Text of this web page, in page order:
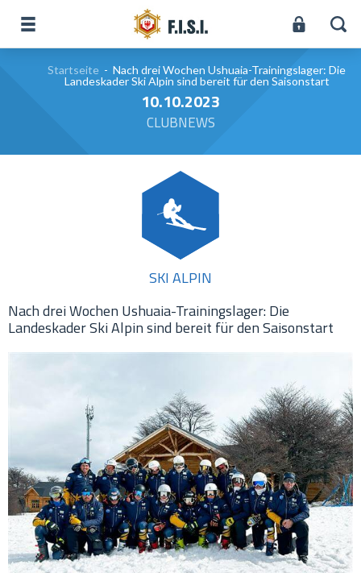
Startseite - Nach drei Wochen Ushuaia-Trainingslager: Die
Landeskader Ski Alpin sind bereit für den Saisonstart
10.10.2023
CLUBNEWS
SKI ALPIN
Nach drei Wochen Ushuaia-Trainingslager: Die
Landeskader Ski Alpin sind bereit für den Saisonstart